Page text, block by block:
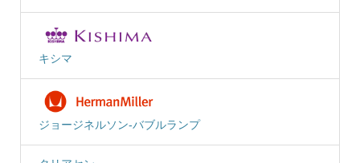
キシマ
ジョージネルソン-バブルランプ